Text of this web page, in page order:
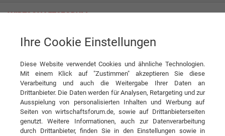
Leather Fashion Sarna & Chawla GmbH
KONTAKT
Ihre Cookie Einstellungen
Diese Website verwendet Cookies und ähnliche Technologien.
Mit einem Klick auf "Zustimmen" akzeptieren Sie diese
Verarbeitung und auch die Weitergabe Ihrer Daten an
Drittanbieter. Die Daten werden für Analysen, Retargeting und zur
Ausspielung von personalisierten Inhalten und Werbung auf
Seiten von wirtschaftsforum.de, sowie auf Drittanbieterseiten
genutzt. Weitere Informationen, auch zur Datenverarbeitung
durch Drittanbieter, finden Sie in den Einstellungen sowie in